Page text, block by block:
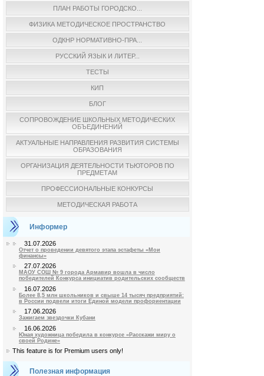
ПЛАН РАБОТЫ ГОРОДСКО...
ФИЗИКА МЕТОДИЧЕСКОЕ ПРОСТРАНСТВО
ОДКНР НОРМАТИВНО-ПРА...
РУССКИЙ ЯЗЫК И ЛИТЕР...
ТЕСТЫ
КИП
БЛОГ
СОПРОВОЖДЕНИЕ ШКОЛЬНЫХ МЕТОДИЧЕСКИХ
ОБЪЕДИНЕНИЙ
АКТУАЛЬНЫЕ НАПРАВЛЕНИЯ РАЗВИТИЯ СИСТЕМЫ
ОБРАЗОВАНИЯ
ОРГАНИЗАЦИЯ ДЕЯТЕЛЬНОСТИ ТЬЮТОРОВ ПО
ПРЕДМЕТАМ
ПРОФЕССИОНАЛЬНЫЕ КОНКУРСЫ
МЕТОДИЧЕСКАЯ РАБОТА
Информер
31.07.2026
Отчет о проведении девятого этапа эстафеты «Мои
финансы»
27.07.2026
МАОУ СОШ № 9 города Армавир вошла в число
победителей Конкурса инициатив родительских сообществ
16.07.2026
Более 8,5 млн школьников и свыше 14 тысяч предприятий:
в России подвели итоги Единой модели профориентации
17.06.2026
Зажигаем звездочки Кубани
16.06.2026
Юная художница победила в конкурсе «Расскажи миру о
своей Родине»
This feature is for Premium users only!
Полезная информация